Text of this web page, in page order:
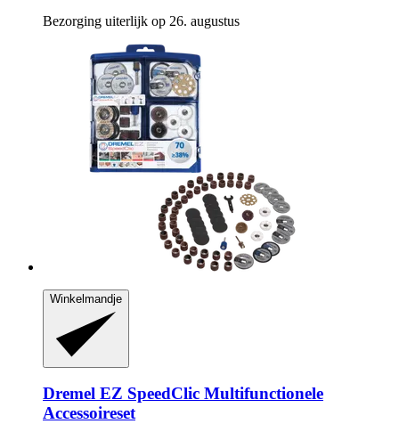
Bezorging uiterlijk op 26. augustus
Winkelmandje
Dremel EZ SpeedClic Multifunctionele
Accessoireset